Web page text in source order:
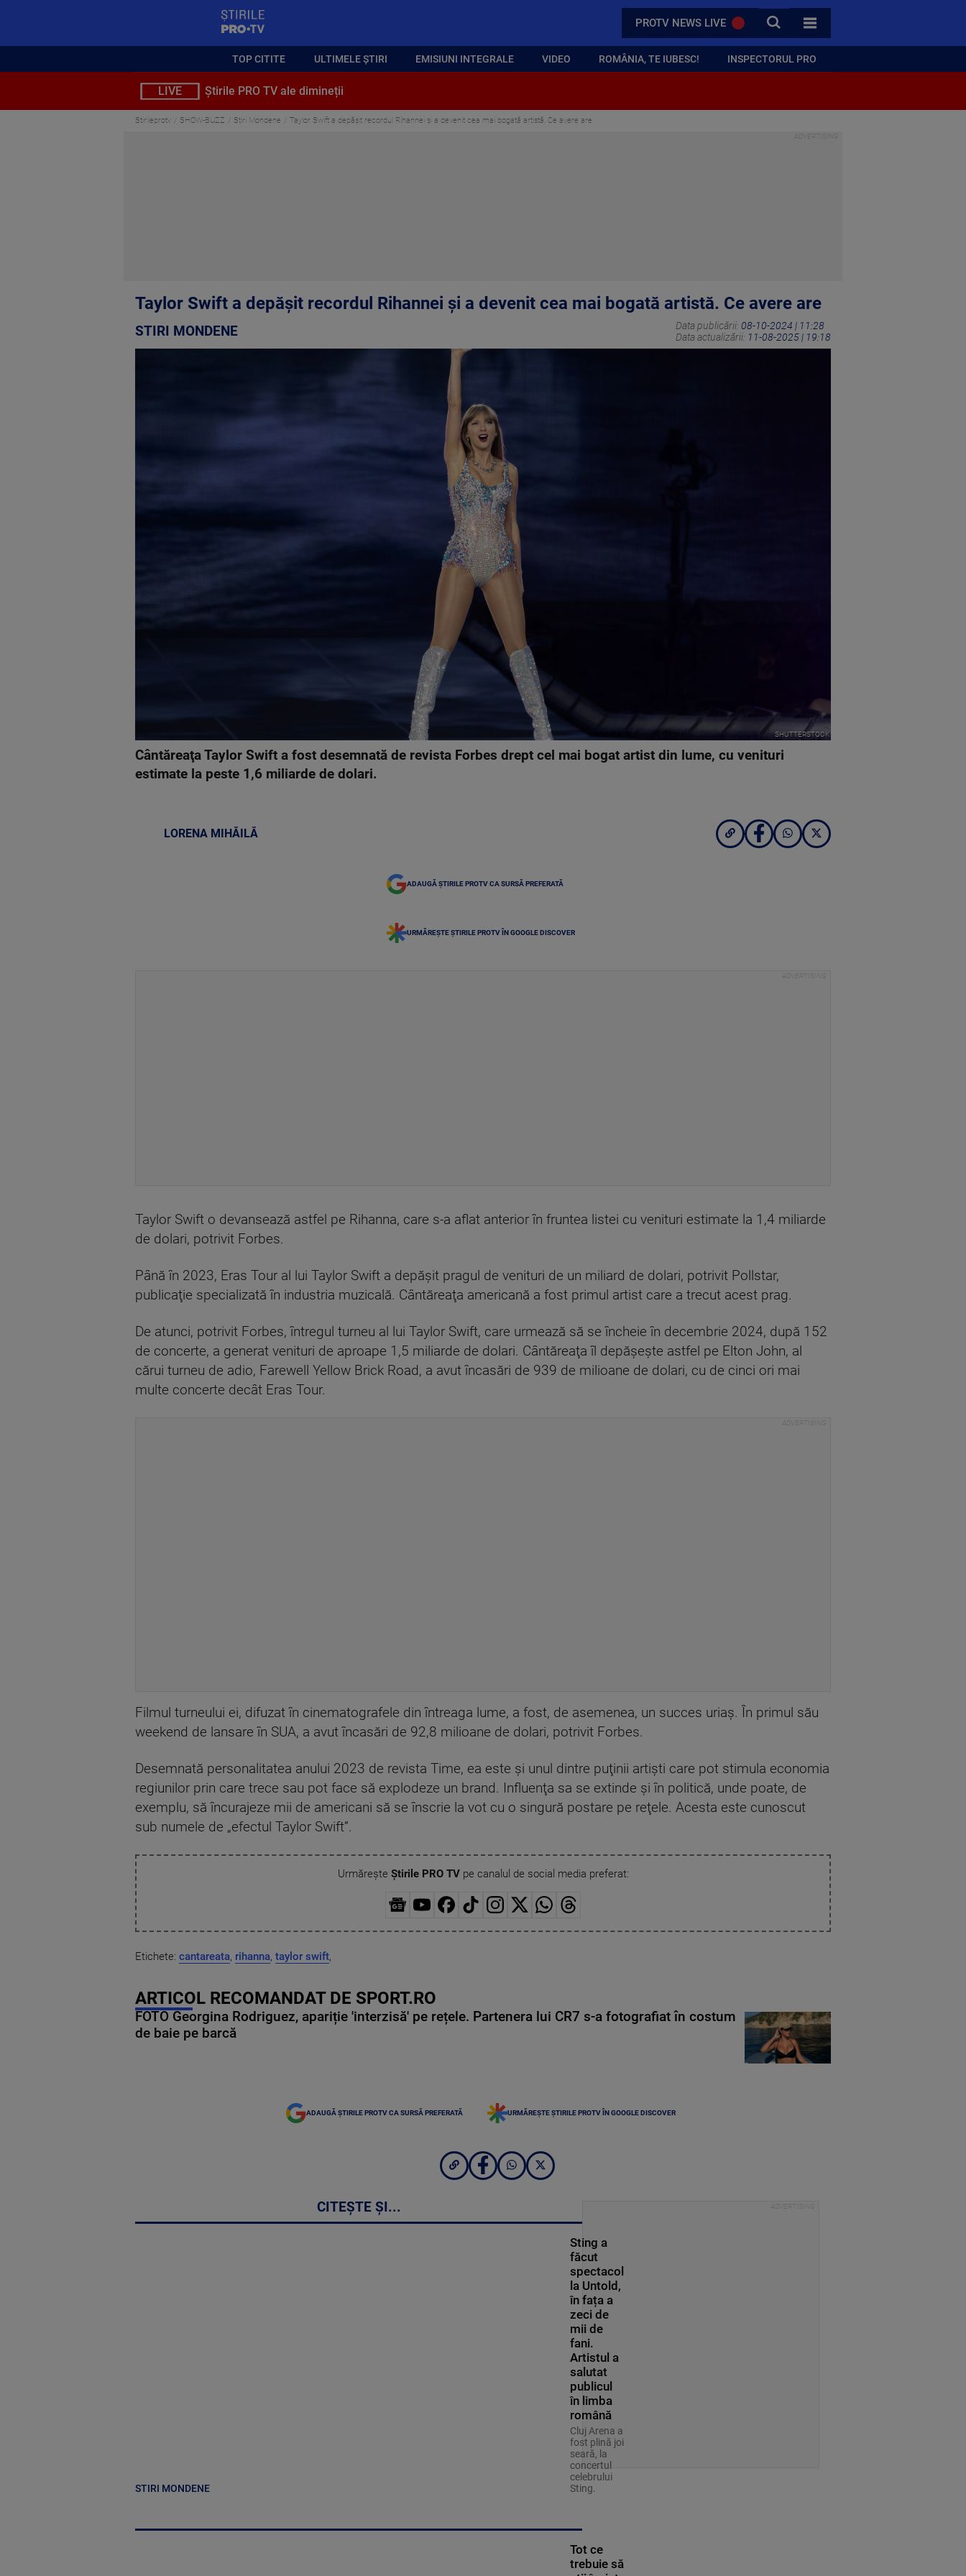
PROTV NEWS LIVE CAUTA
TOATE CATEGORIILE
TOP CITITE ULTIMELE ȘTIRI EMISIUNI INTEGRALE VIDEO ROMÂNIA, TE IUBESC! INSPECTORUL PRO
LIVE Știrile PRO TV ale dimineții
Stirileprotv SHOW-BUZZ Stiri Mondene Taylor Swift a depășit recordul Rihannei și a devenit cea mai bogată artistă. Ce avere are
Taylor Swift a depășit recordul Rihannei și a devenit cea mai bogată artistă. Ce avere are
STIRI MONDENE Data publicării: 08-10-2024 | 11:28
Data actualizării: 11-08-2025 | 19:18
SHUTTERSTOCK
Cântăreaţa Taylor Swift a fost desemnată de revista Forbes drept cel mai bogat artist din lume, cu venituri
estimate la peste 1,6 miliarde de dolari.
LORENA MIHĂILĂ
ADAUGĂ ȘTIRILE PROTV CA SURSĂ PREFERATĂ
URMĂREȘTE ȘTIRILE PROTV ÎN GOOGLE DISCOVER
Taylor Swift o devansează astfel pe Rihanna, care s-a aflat anterior în fruntea listei cu venituri estimate la 1,4 miliarde
de dolari, potrivit Forbes.
Până în 2023, Eras Tour al lui Taylor Swift a depăşit pragul de venituri de un miliard de dolari, potrivit Pollstar,
publicaţie specializată în industria muzicală. Cântăreaţa americană a fost primul artist care a trecut acest prag.
De atunci, potrivit Forbes, întregul turneu al lui Taylor Swift, care urmează să se încheie în decembrie 2024, după 152
de concerte, a generat venituri de aproape 1,5 miliarde de dolari. Cântăreaţa îl depăşeşte astfel pe Elton John, al
cărui turneu de adio, Farewell Yellow Brick Road, a avut încasări de 939 de milioane de dolari, cu de cinci ori mai
multe concerte decât Eras Tour.
Filmul turneului ei, difuzat în cinematografele din întreaga lume, a fost, de asemenea, un succes uriaş. În primul său
weekend de lansare în SUA, a avut încasări de 92,8 milioane de dolari, potrivit Forbes.
Desemnată personalitatea anului 2023 de revista Time, ea este şi unul dintre puţinii artişti care pot stimula economia
regiunilor prin care trece sau pot face să explodeze un brand. Influenţa sa se extinde şi în politică, unde poate, de
exemplu, să încurajeze mii de americani să se înscrie la vot cu o singură postare pe reţele. Acesta este cunoscut
sub numele de „efectul Taylor Swift”.
Urmărește Știrile PRO TVpe canalul de social media preferat:
Etichete: cantareata, rihanna, taylor swift,
ARTICOL RECOMANDAT DE SPORT.RO
FOTO Georgina Rodriguez, apariție 'interzisă' pe rețele. Partenera lui CR7 s-a fotografiat în costum
de baie pe barcă
ADAUGĂ ȘTIRILE PROTV CA SURSĂ PREFERATĂ URMĂREȘTE ȘTIRILE PROTV ÎN GOOGLE DISCOVER
CITEȘTE ȘI...
STIRI MONDENE
Sting a
făcut
spectacol
la Untold,
în fața a
zeci de
mii de
fani.
Artistul a
salutat
publicul
în limba
română
Cluj Arena a
fost plină joi
seară, la
concertul
celebrului
Sting.
Tot ce
trebuie să